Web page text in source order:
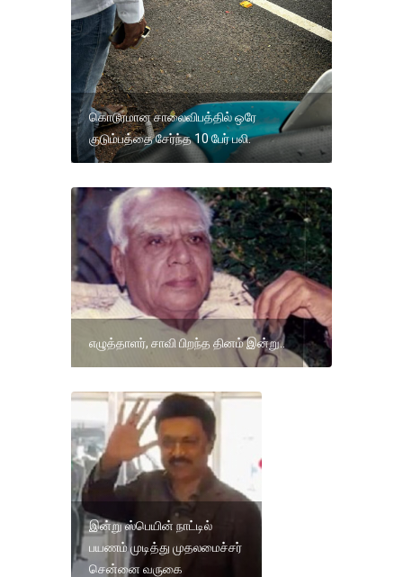
கொடூரமான சாலைவிபத்தில் ஒரே
குடும்பத்தை சேர்ந்த 10 பேர் பலி.
எழுத்தாளர், சாவி பிறந்த தினம் இன்று..
இன்று ஸ்பெயின் நாட்டில்
பயணம் முடித்து முதலமைச்சர்
சென்னை வருகை